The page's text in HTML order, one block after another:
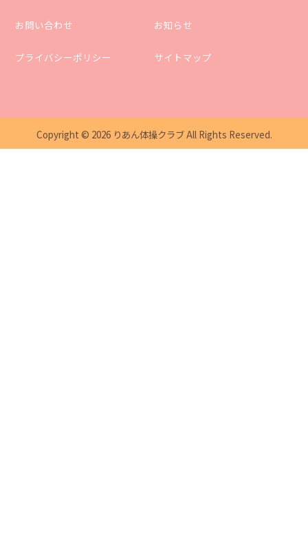
お問い合わせ お知らせ
プライバシーポリシー サイトマップ
Copyright © 2026 りあん体操クラブAll Rights Reserved.